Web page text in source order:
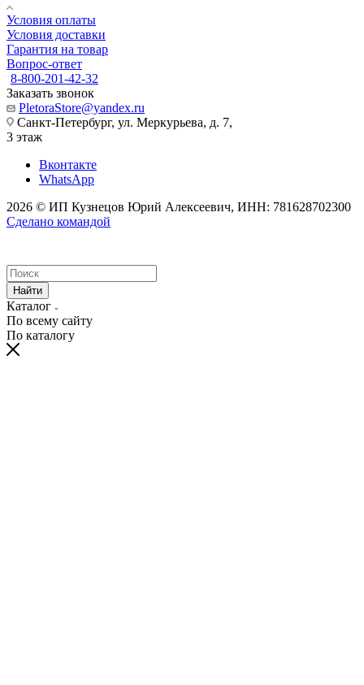
Условия оплаты
Условия доставки
Гарантия на товар
Вопрос-ответ
8-800-201-42-32
Заказать звонок
PletoraStore@yandex.ru
Санкт-Петербург, ул. Меркурьева, д. 7,
3 этаж
Вконтакте
WhatsApp
2026 © ИП Кузнецов Юрий Алексеевич, ИНН: 781628702300
Сделано командой
Найти
Каталог
По всему сайту
По каталогу